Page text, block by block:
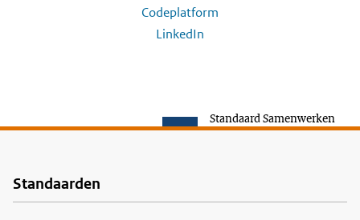
Codeplatform
LinkedIn
Standaard Samenwerken
Voet
Standaarden